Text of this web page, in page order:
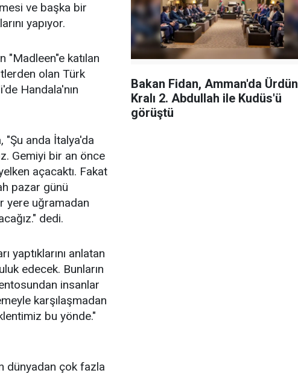
ve başka bir
yapıyor.
katılan
olan Türk
Handala'nın
"Şu anda İtalya'da
Gemiyi bir an önce
açacaktı. Fakat
pazar günü
yere uğramadan
dedi.
yaptıklarını anlatan
edecek. Bunların
insanlar
karşılaşmadan
bu yönde."
dünyadan çok fazla
Bakan Fidan, Amman'da Ürdün
Kralı 2. Abdullah ile Kudüs'ü
görüştü